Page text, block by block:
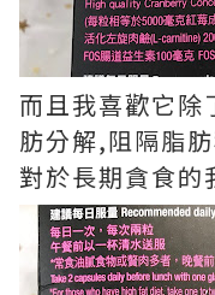
而且我喜歡它
肪分解,阻隔脂
對於長期貪食